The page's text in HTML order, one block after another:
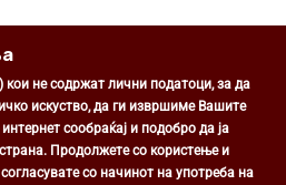
Центар
Цоков бр. 1, Скопје
не содржат лични податоци, за да
искуство, да ги извршиме Вашите
сообраќај и подобро да ја
Продолжете со користење и
со начинот на употреба на